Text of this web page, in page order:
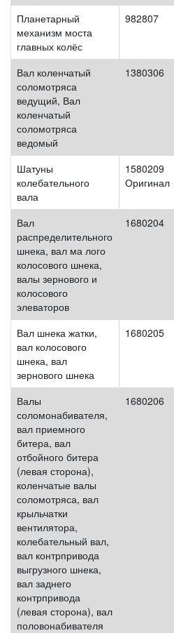
Планетарный
механизм моста
главных колёс
982807
Вал коленчатый
соломотряса
ведущий, Вал
коленчатый
соломотряса
ведомый
1380306
Шатуны
колебательного
вала
1580209
Оригинал
Вал
распределительного
шнека, вал ма лого
колосового шнека,
валы зернового и
колосового
элеваторов
1680204
Вал шнека жатки,
вал колосового
шнека, вал
зернового шнека
1680205
Валы
соломонабивателя,
вал приемного
битера, вал
отбойного битера
(левая сторона),
коленчатые валы
соломотряса, вал
крыльчатки
вентилятора,
колебательный вал,
вал контрпривода
выгрузного шнека,
вал заднего
контрпривода
(левая сторона), вал
половонабивателя
1680206